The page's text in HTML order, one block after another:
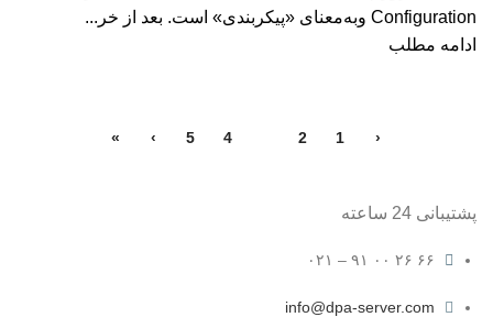
Configuration وبه‌معنای «پیکربندی» است. بعد از خر...
ادامه مطلب
‹
1
2
4
5
›
»
پشتیبانی 24 ساعته
۶۶ ۲۶ ۰۰ ۹۱ – ۰۲۱
info@dpa-server.com